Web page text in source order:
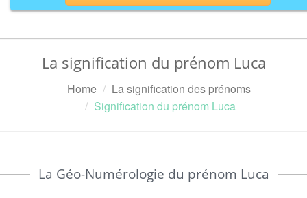
La signification du prénom Luca
Home
La signification des prénoms
Signification du prénom Luca
La Géo-Numérologie du prénom Luca